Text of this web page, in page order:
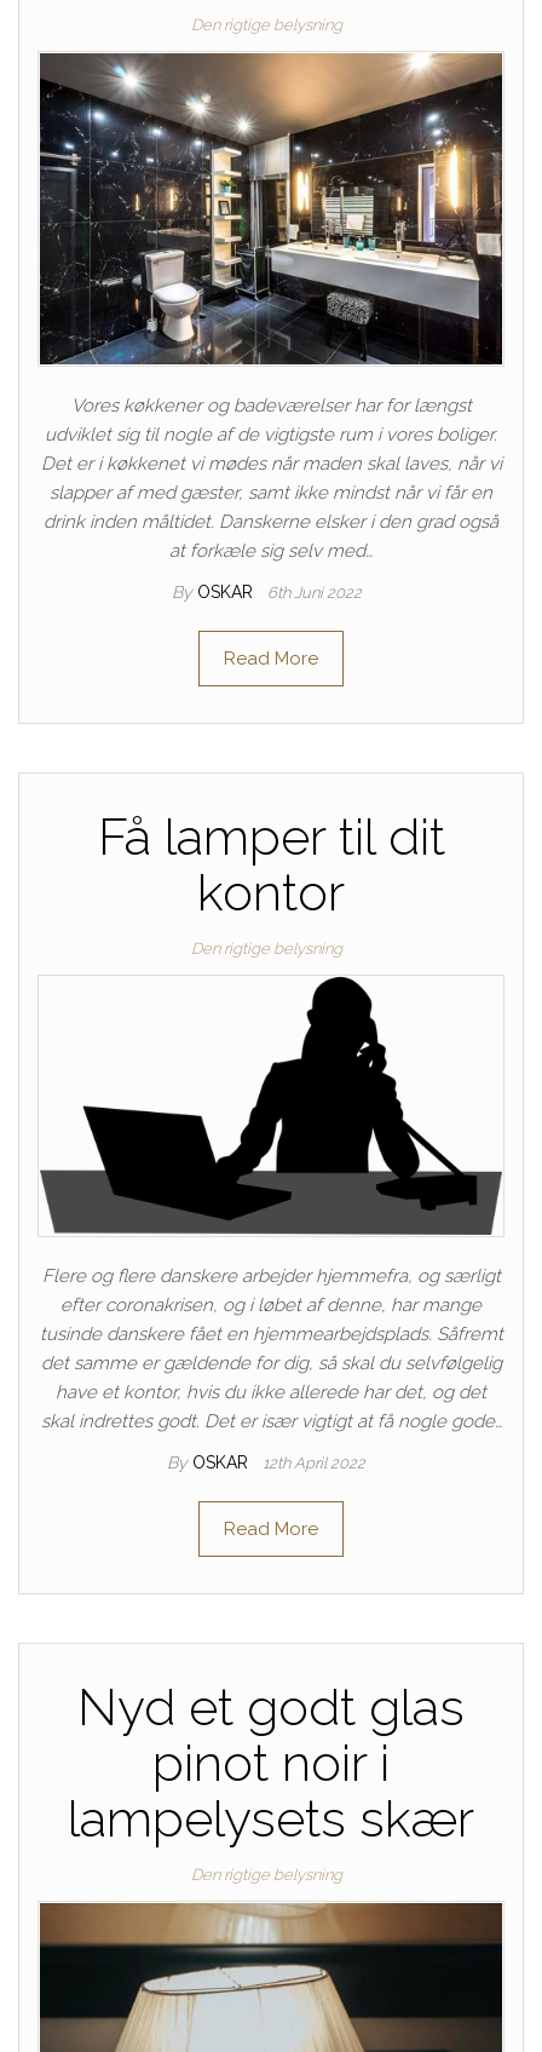
Den rigtige belysning
Vores køkkener og badeværelser har for længst
udviklet sig til nogle af de vigtigste rum i vores boliger.
Det er i køkkenet vi mødes når maden skal laves, når vi
slapper af med gæster, samt ikke mindst når vi får en
drink inden måltidet. Danskerne elsker i den grad også
at forkæle sig selv med…
By OSKAR 6th Juni 2022
Read More
Få lamper til dit
kontor
Den rigtige belysning
Flere og flere danskere arbejder hjemmefra, og særligt
efter coronakrisen, og i løbet af denne, har mange
tusinde danskere fået en hjemmearbejdsplads. Såfremt
det samme er gældende for dig, så skal du selvfølgelig
have et kontor, hvis du ikke allerede har det, og det
skal indrettes godt. Det er især vigtigt at få nogle gode…
By OSKAR 12th April 2022
Read More
Nyd et godt glas
pinot noir i
lampelysets skær
Den rigtige belysning